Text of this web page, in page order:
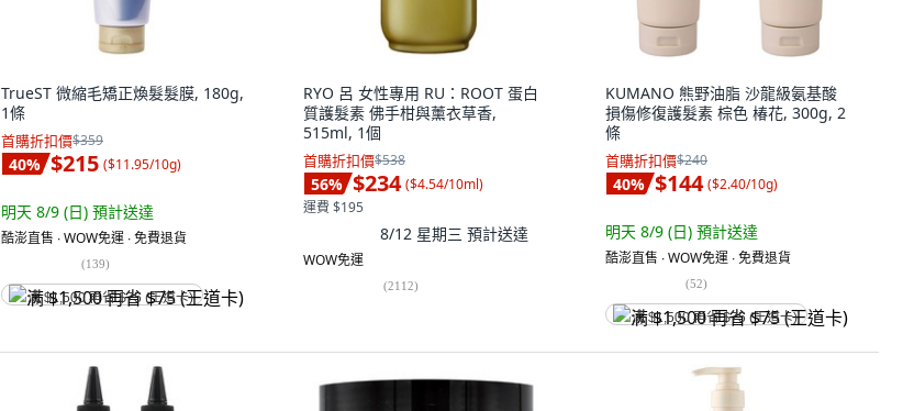
TrueST 微縮毛矯正煥髮髮膜, 180g,
1條
首購折扣價$359
40% $215 ($11.95/10g)
明天 8/9 (日) 預計送達
酷澎直售 ∙ WOW免運 ∙ 免費退貨
(139)
满 $1,500 再省 $75 (王道卡)
RYO 呂 女性專用 RU：ROOT 蛋白
質護髮素 佛手柑與薰衣草香,
515ml, 1個
首購折扣價$538
56% $234 ($4.54/10ml)
運費 $195
8/12 星期三 預計送達
WOW免運
(2112)
KUMANO 熊野油脂 沙龍級氨基酸
損傷修復護髮素 棕色 椿花, 300g, 2
條
首購折扣價$240
40% $144 ($2.40/10g)
明天 8/9 (日) 預計送達
酷澎直售 ∙ WOW免運 ∙ 免費退貨
(52)
满 $1,500 再省 $75 (王道卡)